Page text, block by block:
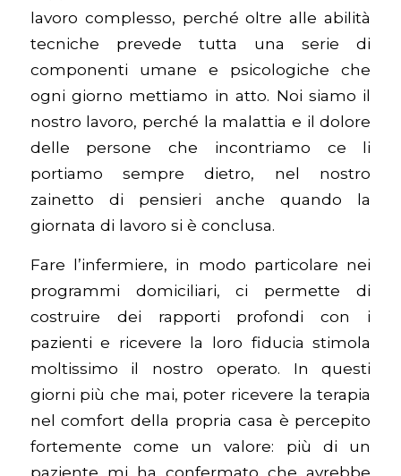
lavoro complesso, perché oltre alle abilità
tecniche prevede tutta una serie di
componenti umane e psicologiche che
ogni giorno mettiamo in atto. Noi siamo il
nostro lavoro, perché la malattia e il dolore
delle persone che incontriamo ce li
portiamo sempre dietro, nel nostro
zainetto di pensieri anche quando la
giornata di lavoro si è conclusa.
Fare l’infermiere, in modo particolare nei
programmi domiciliari, ci permette di
costruire dei rapporti profondi con i
pazienti e ricevere la loro fiducia stimola
moltissimo il nostro operato. In questi
giorni più che mai, poter ricevere la terapia
nel comfort della propria casa è percepito
fortemente come un valore: più di un
paziente mi ha confermato che avrebbe